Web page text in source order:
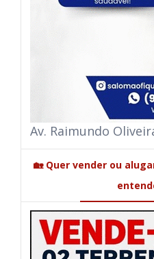
Av. Raimundo
🏡 Quer vender ou